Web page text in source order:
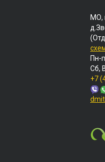
МО,
Пн-
Сб,
+7